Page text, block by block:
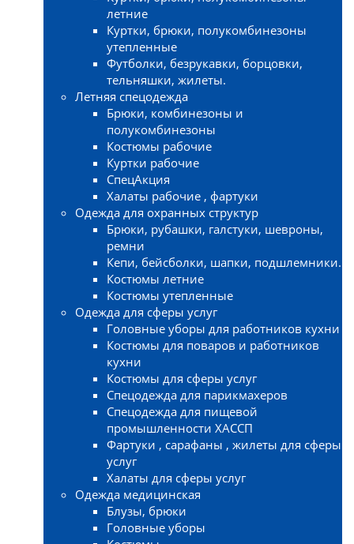
летние
Куртки, брюки, полукомбинезоны
утепленные
Футболки, безрукавки, борцовки,
тельняшки, жилеты.
Летняя спецодежда
Брюки, комбинезоны и
полукомбинезоны
Костюмы рабочие
Куртки рабочие
СпецАкция
Халаты рабочие , фартуки
Одежда для охранных структур
Брюки, рубашки, галстуки, шевроны,
ремни
Кепи, бейсболки, шапки, подшлемники.
Костюмы летние
Костюмы утепленные
Одежда для сферы услуг
Головные уборы для работников кухни
Костюмы для поваров и работников
кухни
Костюмы для сферы услуг
Спецодежда для парикмахеров
Спецодежда для пищевой
промышленности ХАССП
Фартуки , сарафаны , жилеты для сферы
услуг
Халаты для сферы услуг
Одежда медицинская
Блузы, брюки
Головные уборы